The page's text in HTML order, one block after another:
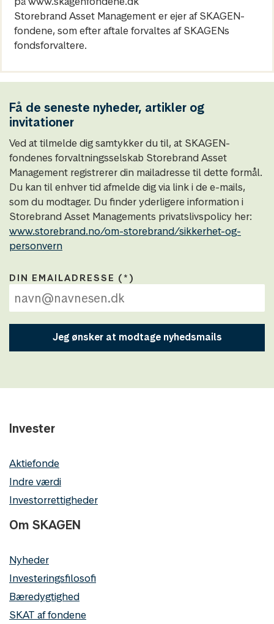
Storebrand Asset Management er ejer af SKAGEN-
fondene, som efter aftale forvaltes af SKAGENs
fondsforvaltere.
Få de seneste nyheder, artikler og
invitationer
Ved at tilmelde dig samtykker du til, at SKAGEN-
fondenes forvaltningsselskab Storebrand Asset
Management registrerer din mailadresse til dette formål.
Du kan til enhver tid afmelde dig via link i de e-mails,
som du modtager. Du finder yderligere information i
Storebrand Asset Managements privatslivspolicy her:
www.storebrand.no/om-storebrand/sikkerhet-og-
personvern
DIN EMAILADRESSE
Jeg ønsker at modtage nyhedsmails
Invester
Aktiefonde
Indre værdi
Investorrettigheder
Om SKAGEN
Nyheder
Investeringsfilosofi
Bæredygtighed
SKAT af fondene